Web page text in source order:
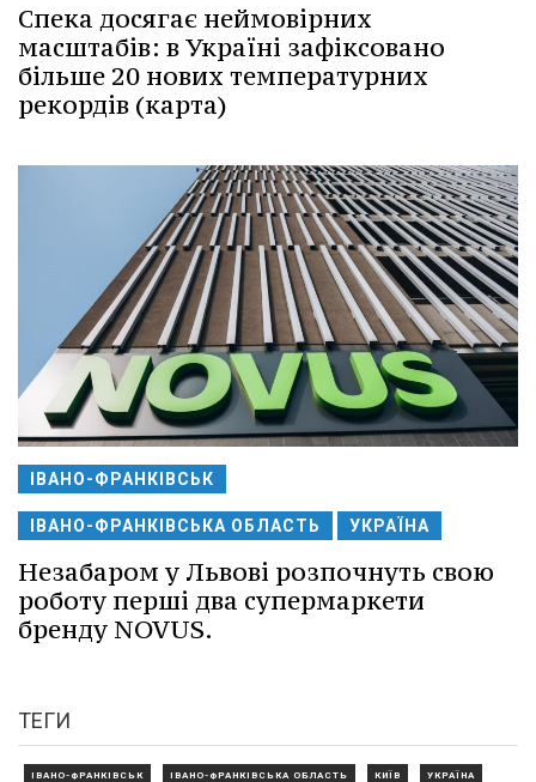
Спека досягає неймовірних
масштабів: в Україні зафіксовано
більше 20 нових температурних
рекордів (карта)
ІВАНО-ФРАНКІВСЬК
ІВАНО-ФРАНКІВСЬКА ОБЛАСТЬ УКРАЇНА
Незабаром у Львові розпочнуть свою
роботу перші два супермаркети
бренду NOVUS.
ТЕГИ
ІВАНО-ФРАНКІВСЬК ІВАНО-ФРАНКІВСЬКА ОБЛАСТЬ КИЇВ УКРАЇНА